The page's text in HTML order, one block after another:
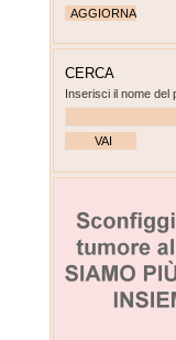
CERCA
Inserisci il nome del